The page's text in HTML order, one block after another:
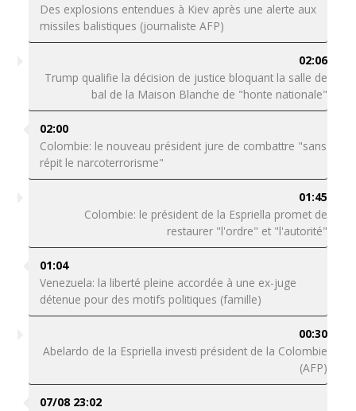
Des explosions entendues à Kiev après une alerte aux
missiles balistiques (journaliste AFP)
02:06
Trump qualifie la décision de justice bloquant la salle de
bal de la Maison Blanche de "honte nationale"
02:00
Colombie: le nouveau président jure de combattre "sans
répit le narcoterrorisme"
01:45
Colombie: le président de la Espriella promet de
restaurer "l'ordre" et "l'autorité"
01:04
Venezuela: la liberté pleine accordée à une ex-juge
détenue pour des motifs politiques (famille)
00:30
Abelardo de la Espriella investi président de la Colombie
(AFP)
07/08 23:02